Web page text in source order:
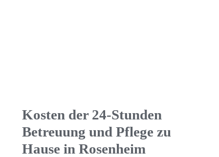
Kosten der 24-Stunden
Betreuung und Pflege zu
Hause in Rosenheim